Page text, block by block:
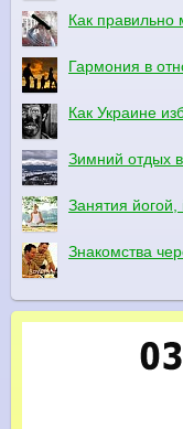
Как правильно
Гармония в
Как Украине
Зимний отдых
Занятия
Знакомства